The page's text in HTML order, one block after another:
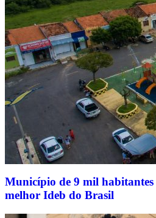
Município de 9 mil habitantes
melhor Ideb do Brasil